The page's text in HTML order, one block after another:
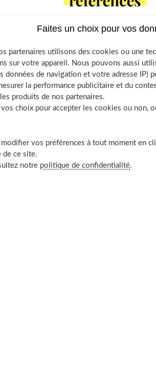
une cigarette électronique ?
la nicotine ?
le taux PG/VG ?
choisir pour son e-liquide ?
cigarette
puis le transformer en vapeur. Celle-ci
succès dès son arrivée en France qui
puisqu’elles sont similaires à la cigarette
jusqu’à l’arrêt complet et définitif du
liquide ?
végétale et des arômes.
Faites un choix pour vos
partenaires utilisons des cookies ou une
sur votre appareil. Nous pouvons aussi
données de navigation et votre adresse IP)
la performance publicitaire et du
produits de nos partenaires.
choix pour accepter les cookies ou non,
vos préférences à tout moment en
de ce site.
notre politique de confidentialité.